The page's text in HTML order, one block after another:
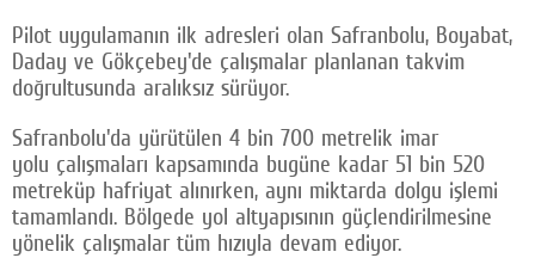
Pilot uygulamanın ilk adresleri olan Safranbolu, Boyabat,
Daday ve Gökçebey'de çalışmalar planlanan takvim
doğrultusunda aralıksız sürüyor.
Safranbolu'da yürütülen 4 bin 700 metrelik imar
yolu çalışmaları kapsamında bugüne kadar 51 bin 520
metreküp hafriyat alınırken, aynı miktarda dolgu işlemi
tamamlandı. Bölgede yol altyapısının güçlendirilmesine
yönelik çalışmalar tüm hızıyla devam ediyor.